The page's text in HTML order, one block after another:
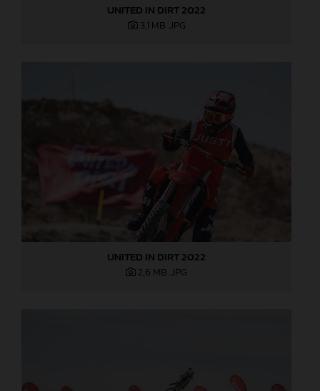
UNITED IN DIRT 2022
3,1 MB .JPG
UNITED IN DIRT 2022
2,6 MB .JPG